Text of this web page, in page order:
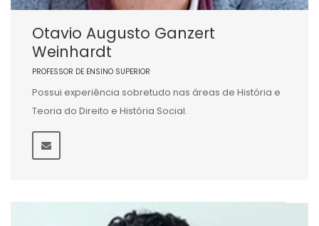
Otavio Augusto Ganzert
Weinhardt
PROFESSOR DE ENSINO SUPERIOR
Possui experiência sobretudo nas áreas de História e
Teoria do Direito e História Social.